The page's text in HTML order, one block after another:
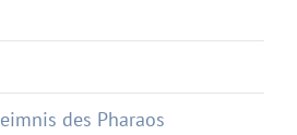
des Pharaos